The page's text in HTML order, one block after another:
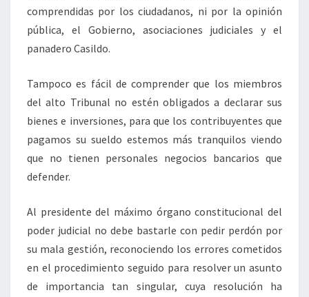
comprendidas por los ciudadanos, ni por la opinión
pública, el Gobierno, asociaciones judiciales y el
panadero Casildo.
Tampoco es fácil de comprender que los miembros
del alto Tribunal no estén obligados a declarar sus
bienes e inversiones, para que los contribuyentes que
pagamos su sueldo estemos más tranquilos viendo
que no tienen personales negocios bancarios que
defender.
Al presidente del máximo órgano constitucional del
poder judicial no debe bastarle con pedir perdón por
su mala gestión, reconociendo los errores cometidos
en el procedimiento seguido para resolver un asunto
de importancia tan singular, cuya resolución ha